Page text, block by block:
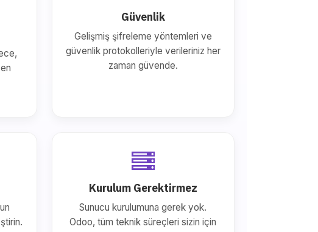
Güvenlik
Gelişmiş şifreleme yöntemleri ve
güvenlik protokolleriyle verileriniz her
zaman güvende.
Kurulum Gerektirmez
Sunucu kurulumuna gerek yok.
Odoo, tüm teknik süreçleri sizin için